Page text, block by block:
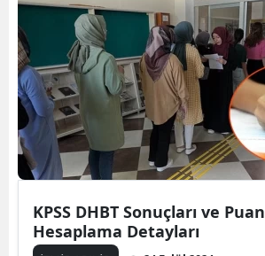
KPSS DHBT Sonuçları ve Puan
Hesaplama Detayları